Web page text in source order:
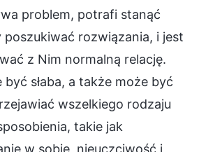
problem, potrafi stanąć
poszukiwać rozwiązania, i jest
z Nim normalną relację.
słaba, a także może być
wszelkiego rodzaju
takie jak
w sobie, nieuczciwość i